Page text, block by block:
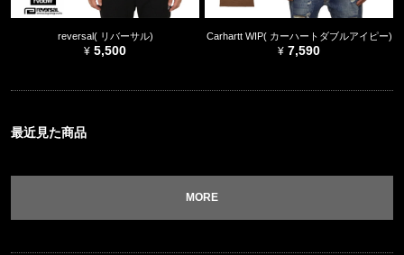
reversal( リバーサル)
5,500
Carhartt WIP( カーハートダブルアイピー)
7,590
最近見た商品
MORE